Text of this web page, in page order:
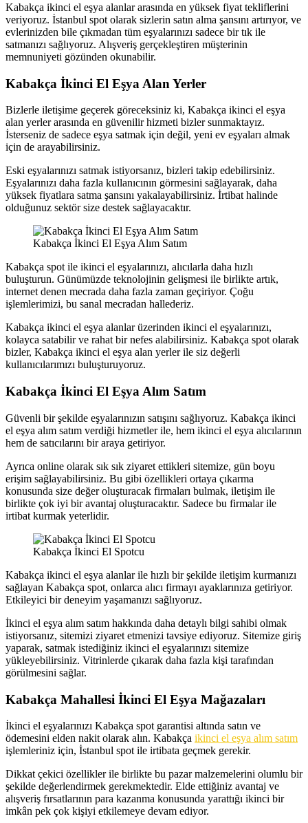
Kabakça ikinci el eşya alanlar arasında en yüksek fiyat tekliflerini
veriyoruz. İstanbul spot olarak sizlerin satın alma şansını artırıyor, ve
evlerinizden bile çıkmadan tüm eşyalarınızı sadece bir tık ile
satmanızı sağlıyoruz. Alışveriş gerçekleştiren müşterinin
memnuniyeti gözünden okunabilir.
Kabakça İkinci El Eşya Alan Yerler
Bizlerle iletişime geçerek göreceksiniz ki, Kabakça ikinci el eşya
alan yerler arasında en güvenilir hizmeti bizler sunmaktayız.
İsterseniz de sadece eşya satmak için değil, yeni ev eşyaları almak
için de arayabilirsiniz.
Eski eşyalarınızı satmak istiyorsanız, bizleri takip edebilirsiniz.
Eşyalarınızı daha fazla kullanıcının görmesini sağlayarak, daha
yüksek fiyatlara satma şansını yakalayabilirsiniz. İrtibat halinde
olduğunuz sektör size destek sağlayacaktır.
Kabakça İkinci El Eşya Alım Satım
Kabakça spot ile ikinci el eşyalarınızı, alıcılarla daha hızlı
buluşturun. Günümüzde teknolojinin gelişmesi ile birlikte artık,
internet denen mecrada daha fazla zaman geçiriyor. Çoğu
işlemlerimizi, bu sanal mecradan hallederiz.
Kabakça ikinci el eşya alanlar üzerinden ikinci el eşyalarınızı,
kolayca satabilir ve rahat bir nefes alabilirsiniz. Kabakça spot olarak
bizler, Kabakça ikinci el eşya alan yerler ile siz değerli
kullanıcılarımızı buluşturuyoruz.
Kabakça İkinci El Eşya Alım Satım
Güvenli bir şekilde eşyalarınızın satışını sağlıyoruz. Kabakça ikinci
el eşya alım satım verdiği hizmetler ile, hem ikinci el eşya alıcılarının
hem de satıcılarını bir araya getiriyor.
Ayrıca online olarak sık sık ziyaret ettikleri sitemize, gün boyu
erişim sağlayabilirsiniz. Bu gibi özellikleri ortaya çıkarma
konusunda size değer oluşturacak firmaları bulmak, iletişim ile
birlikte çok iyi bir avantaj oluşturacaktır. Sadece bu firmalar ile
irtibat kurmak yeterlidir.
Kabakça İkinci El Spotcu
Kabakça ikinci el eşya alanlar ile hızlı bir şekilde iletişim kurmanızı
sağlayan Kabakça spot, onlarca alıcı firmayı ayaklarınıza getiriyor.
Etkileyici bir deneyim yaşamanızı sağlıyoruz.
İkinci el eşya alım satım hakkında daha detaylı bilgi sahibi olmak
istiyorsanız, sitemizi ziyaret etmenizi tavsiye ediyoruz. Sitemize giriş
yaparak, satmak istediğiniz ikinci el eşyalarınızı sitemize
yükleyebilirsiniz. Vitrinlerde çıkarak daha fazla kişi tarafından
görülmesini sağlar.
Kabakça Mahallesi İkinci El Eşya Mağazaları
İkinci el eşyalarınızı Kabakça spot garantisi altında satın ve
ödemesini elden nakit olarak alın. Kabakça ikinci el eşya alım satım
işlemleriniz için, İstanbul spot ile irtibata geçmek gerekir.
Dikkat çekici özellikler ile birlikte bu pazar malzemelerini olumlu bir
şekilde değerlendirmek gerekmektedir. Elde ettiğiniz avantaj ve
alışveriş fırsatlarının para kazanma konusunda yarattığı ikinci bir
imkân pek çok kişiyi etkilemeye devam ediyor.